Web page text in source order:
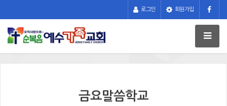
로그인 회원가입
금요말씀학교